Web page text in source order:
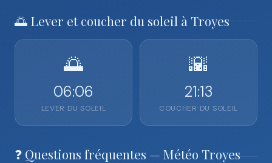
🌅 Lever et coucher du soleil à Troyes
🌅
06:06
LEVER DU SOLEIL
🌇
21:13
COUCHER DU SOLEIL
❓ Questions fréquentes — Météo Troyes